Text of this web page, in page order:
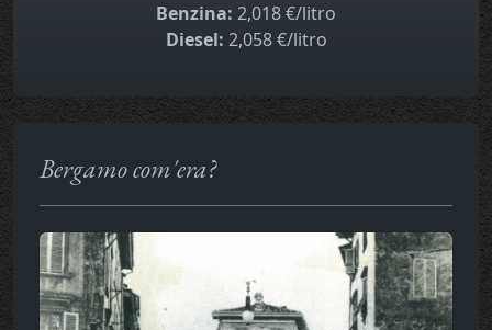
Benzina: 2,018 €/litro
Diesel: 2,058 €/litro
Bergamo com'era?